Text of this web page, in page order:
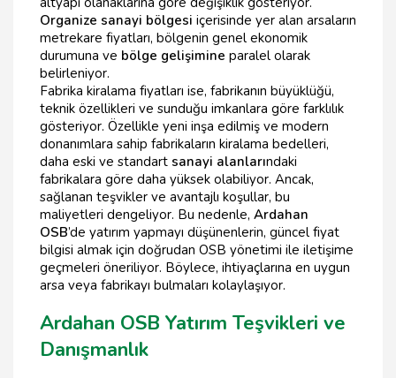
Organize sanayi bölgesi içerisinde yer alan arsaların
metrekare fiyatları, bölgenin genel ekonomik
durumuna ve bölge gelişimine paralel olarak
belirleniyor.
Fabrika kiralama fiyatları ise, fabrikanın büyüklüğü,
teknik özellikleri ve sunduğu imkanlara göre farklılık
gösteriyor. Özellikle yeni inşa edilmiş ve modern
donanımlara sahip fabrikaların kiralama bedelleri,
daha eski ve standart sanayi alanlarındaki
fabrikalara göre daha yüksek olabiliyor. Ancak,
sağlanan teşvikler ve avantajlı koşullar, bu
maliyetleri dengeliyor. Bu nedenle, Ardahan
OSB’de yatırım yapmayı düşünenlerin, güncel fiyat
bilgisi almak için doğrudan OSB yönetimi ile iletişime
geçmeleri öneriliyor. Böylece, ihtiyaçlarına en uygun
arsa veya fabrikayı bulmaları kolaylaşıyor.
Ardahan OSB Yatırım Teşvikleri ve
Danışmanlık